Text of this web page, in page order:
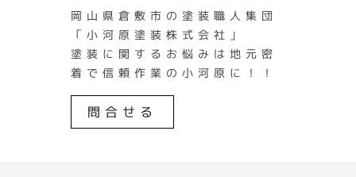
岡山県倉敷市の塗装職人集団
「小河原塗装株式会社」
塗装に関するお悩みは地元密
着で信頼作業の小河原に！！
問合せる